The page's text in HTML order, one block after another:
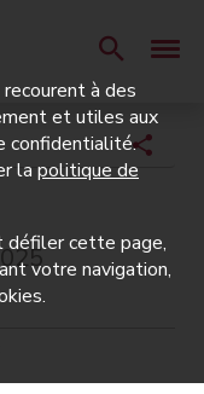
à des
et utiles aux
confidentialité.
lapolitique de
défiler cette page,
votre navigation,